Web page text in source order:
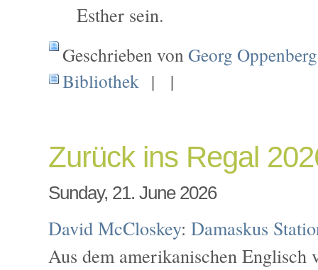
Esther sein.
Geschrieben vonGeorg Oppenberg
Bibliothek | |
Zurück ins Regal
Sunday, 21. June 2026
David McCloskey:Damaskus
Aus dem amerikanischen Englisch